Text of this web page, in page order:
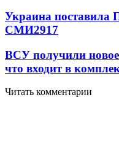
Украина поставила
СМИ2917
ВСУ получили новое
что входит в
Читать комментарии